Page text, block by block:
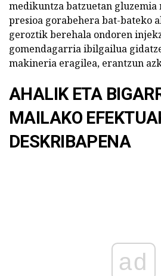
medikuntza batzuetan gluzemia
presioa gorabehera bat-bateko
geroztik berehala ondoren
gomendagarria ibilgailua
makineria eragilea, erantzun
AHALIK ETA
MAILAKO
DESKRIBAPENA
ad